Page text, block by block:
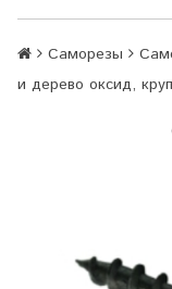
Саморезы
и дерево оксид,